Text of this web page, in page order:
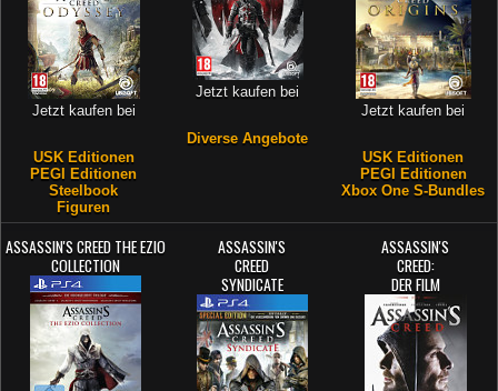
Jetzt kaufen bei
USK Editionen
PEGI Editionen
Steelbook
Figuren
Jetzt kaufen bei
Diverse Angebote
Jetzt kaufen bei
USK Editionen
PEGI Editionen
Xbox One S-Bundles
ASSASSIN'S CREED THE EZIO
COLLECTION
ASSASSIN'S
CREED
SYNDICATE
ASSASSIN'S
CREED:
DER FILM